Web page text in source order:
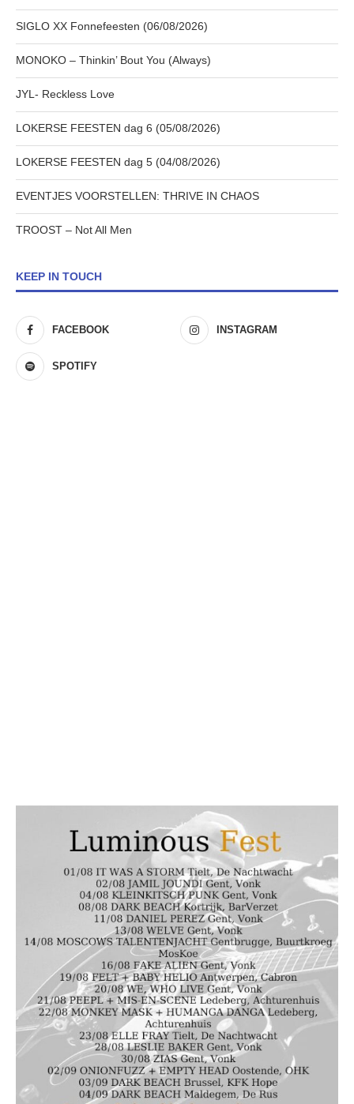
SIGLO XX Fonnefeesten (06/08/2026)
MONOKO – Thinkin’ Bout You (Always)
JYL- Reckless Love
LOKERSE FEESTEN dag 6 (05/08/2026)
LOKERSE FEESTEN dag 5 (04/08/2026)
EVENTJES VOORSTELLEN: THRIVE IN CHAOS
TROOST – Not All Men
KEEP IN TOUCH
FACEBOOK INSTAGRAM
SPOTIFY